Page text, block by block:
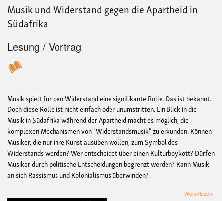
Musik und Widerstand gegen die Apartheid in
Südafrika
Lesung / Vortrag
Musik spielt für den Widerstand eine signifikante Rolle. Das ist bekannt.
Doch diese Rolle ist nicht einfach oder unumstritten. Ein Blick in die
Musik in Südafrika während der Apartheid macht es möglich, die
komplexen Mechanismen von "Widerstandsmusik" zu erkunden. Können
Musiker, die nur ihre Kunst ausüben wollen, zum Symbol des
Widerstands werden? Wer entscheidet über einen Kulturboykott? Dürfen
Musiker durch politische Entscheidungen begrenzt werden? Kann Musik
an sich Rassismus und Kolonialismus überwinden?
Weiterlesen